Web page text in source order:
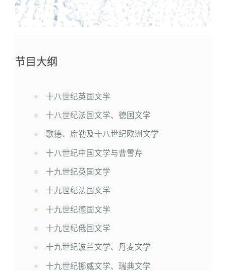
节目大纲
十八世纪英国文学
十八世纪法国文学、德国文学
歌德、席勒及十八世纪欧洲文学
十八世纪中国文学与曹雪芹
十九世纪英国文学
十九世纪法国文学
十九世纪德国文学
十九世纪俄国文学
十九世纪波兰文学、丹麦文学
十九世纪挪威文学、瑞典文学